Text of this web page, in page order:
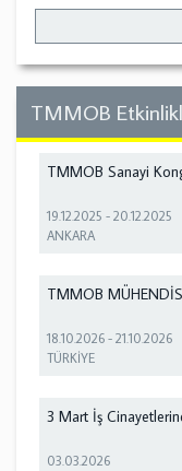
TMMOB
TMMOB Sanayi
19.12.2025 -20.12.2025
ANKARA
TMMOB
18.10.2026 -21.10.2026
TÜRKİYE
3 Mart İş
03.03.2026